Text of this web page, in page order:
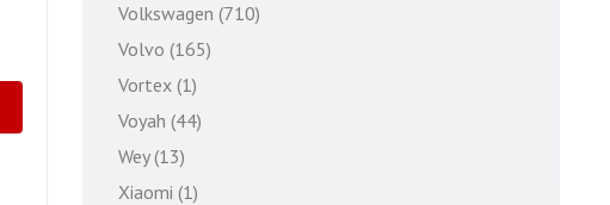
Volkswagen (710)
Volvo (165)
Vortex (1)
Voyah (44)
Wey (13)
Xiaomi (1)